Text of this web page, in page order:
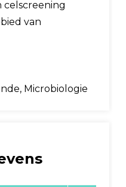
van
Microbiologie